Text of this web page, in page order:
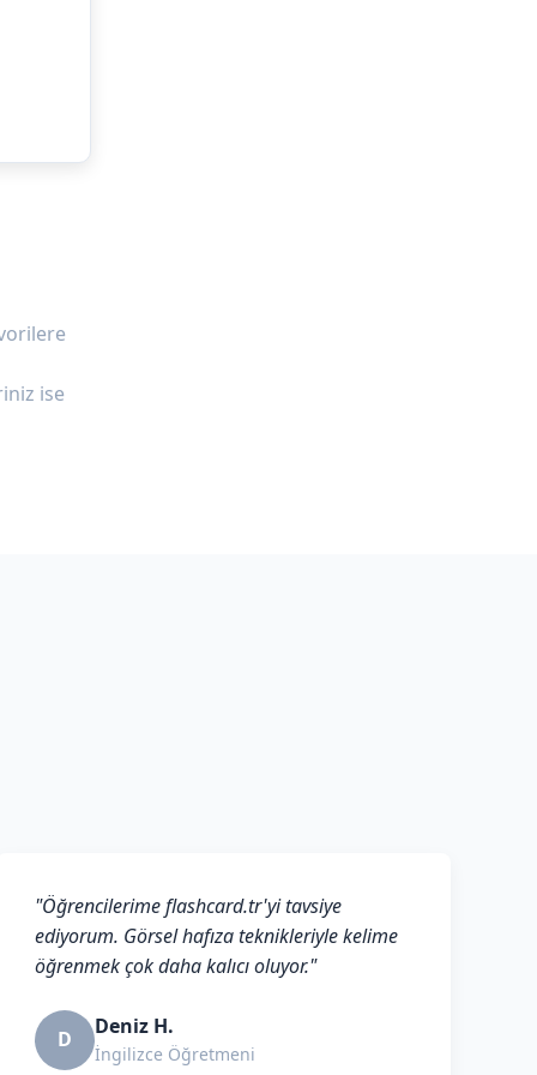
ise
"Öğrencilerime flashcard.tr'yi tavsiye
ediyorum. Görsel hafıza teknikleriyle kelime
öğrenmek çok daha kalıcı oluyor."
D Deniz H.
İngilizce Öğretmeni